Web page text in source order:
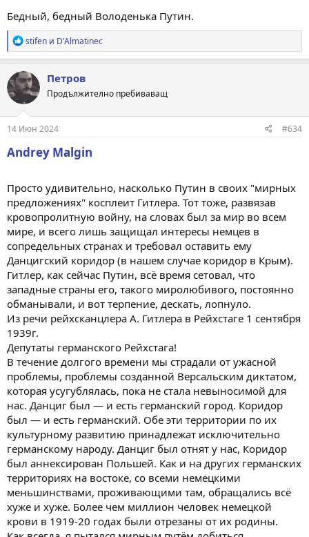
Бедный, бедный Володенька Путин.
Р
е
а
к
ц
и
и
:
stifen и D'Almatinec
Петров
Продължително пребиваващ
14 Июн 2024 #634
Andrey Malgin
Просто удивительно, насколько Путин в своих "мирных
предложениях" косплеит Гитлера. Тот тоже, развязав
кровопролитную войну, на словах был за мир во всем
мире, и всего лишь защищал интересы немцев в
сопредельных странах и требовал оставить ему
Данцигский коридор (в нашем случае коридор в Крым).
Гитлер, как сейчас Путин, всё время сетовал, что
западные страны его, такого миролюбивого, постоянно
обманывали, и вот терпение, дескать, лопнуло.
Из речи рейхсканцлера А. Гитлера в Рейхстаге 1 сентября
1939г.
Депутаты германского Рейхстага!
В течение долгого времени мы страдали от ужасной
проблемы, проблемы созданной Версальским диктатом,
которая усугублялась, пока не стала невыносимой для
нас. Данциг был — и есть германский город. Коридор
был — и есть германский. Обе эти территории по их
культурному развитию принадлежат исключительно
германскому народу. Данциг был отнят у нас, Коридор
был аннексирован Польшей. Как и на других германских
территориях на востоке, со всеми немецкими
меньшинствами, проживающими там, обращались всё
хуже и хуже. Более чем миллион человек немецкой
крови в 1919-20 годах были отрезаны от их родины.